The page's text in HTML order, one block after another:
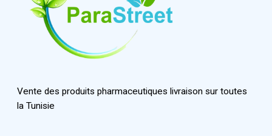
Vente des produits pharmaceutiques livraison sur toutes
la Tunisie